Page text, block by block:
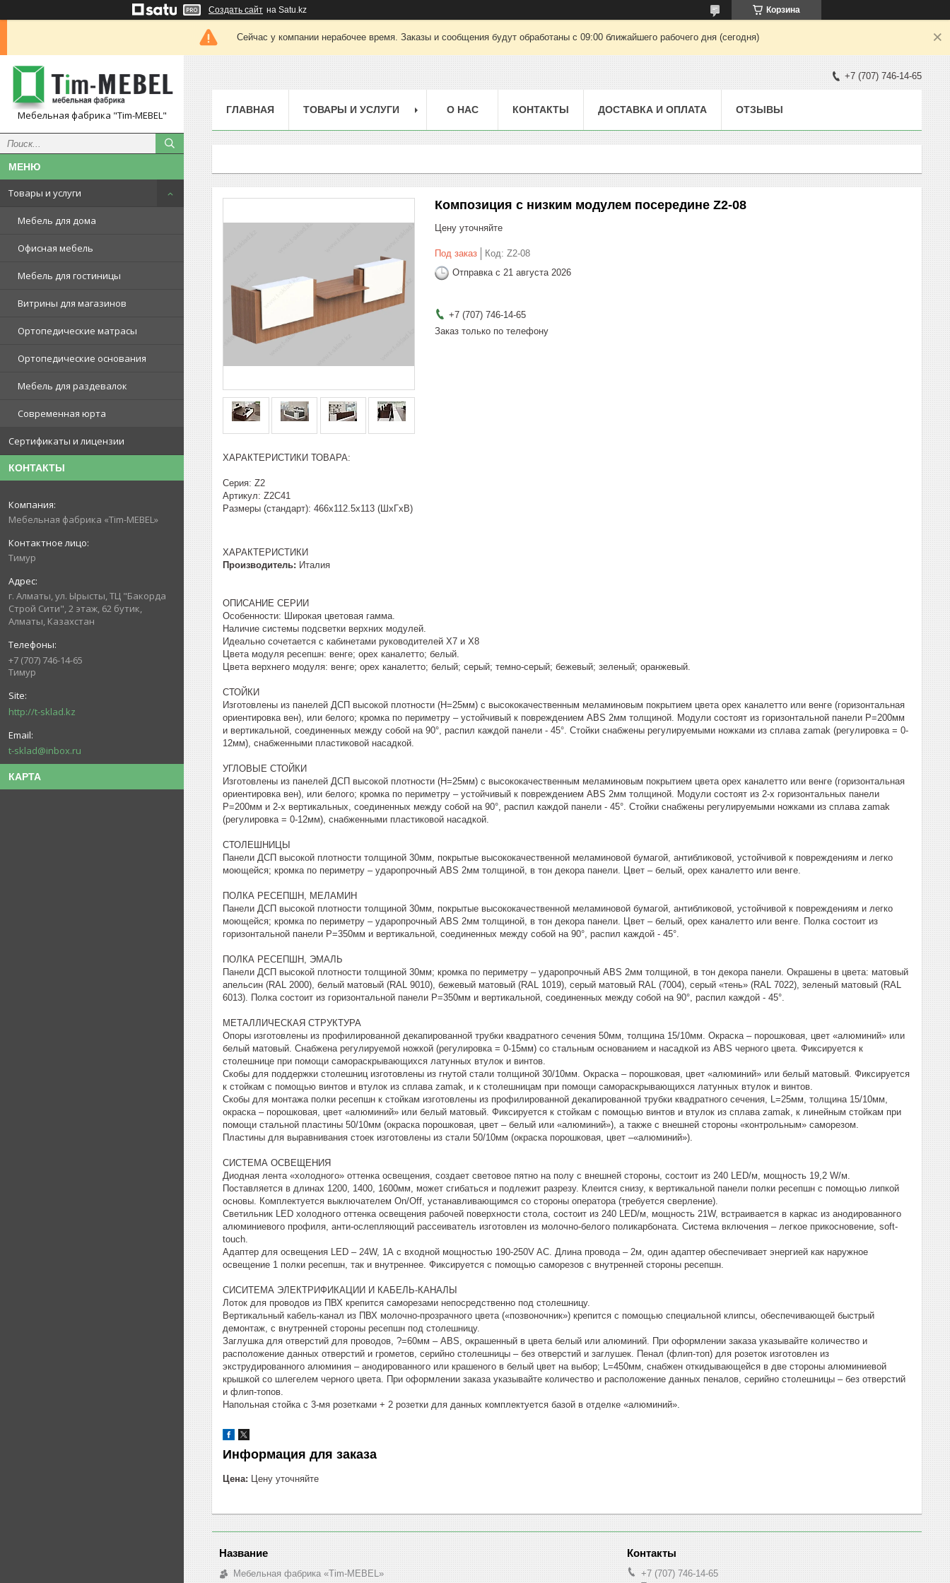
Создать сайт на Satu.kz Корзина
Сейчас у компании нерабочее время. Заказы и сообщения будут обработаны с 09:00 ближайшего рабочего дня (сегодня)
Мебельная фабрика "Tim-MEBEL"
Товары и услуги
Мебель для дома
Офисная мебель
Мебель для гостиницы
Витрины для магазинов
Ортопедические матрасы
Ортопедические основания
Мебель для раздевалок
Современная юрта
Сертификаты и лицензии
КОНТАКТЫ
Мебельная фабрика «Tim-MEBEL»
Тимур
г. Алматы, ул. Ырысты, ТЦ "Бакорда
Строй Сити", 2 этаж, 62 бутик,
Алматы, Казахстан
+7 (707) 746-14-65
Тимур
http://t-sklad.kz
t-sklad@inbox.ru
КАРТА
+7 (707) 746-14-65
ГЛАВНАЯ ТОВАРЫ И УСЛУГИ О НАС КОНТАКТЫ ДОСТАВКА И ОПЛАТА ОТЗЫВЫ
Композиция с низким модулем посередине Z2-08
Цену уточняйте
Под заказ Код: Z2-08
Отправка с 21 августа 2026
+7 (707) 746-14-65
Заказ только по телефону
ХАРАКТЕРИСТИКИ ТОВАРА:
Серия: Z2
Артикул: Z2C41
Размеры (стандарт): 466x112.5x113 (ШхГхВ)
ХАРАКТЕРИСТИКИ
Производитель: Италия
ОПИСАНИЕ СЕРИИ
Особенности: Широкая цветовая гамма.
Наличие системы подсветки верхних модулей.
Идеально сочетается с кабинетами руководителей X7 и X8
Цвета модуля ресепшн: венге; орех каналетто; белый.
Цвета верхнего модуля: венге; орех каналетто; белый; серый; темно-серый; бежевый; зеленый; оранжевый.
СТОЙКИ
Изготовлены из панелей ДСП высокой плотности (H=25мм) с высококачественным меламиновым покрытием цвета орех каналетто или венге (горизонтальная
ориентировка вен), или белого; кромка по периметру – устойчивый к повреждением ABS 2мм толщиной. Модули состоят из горизонтальной панели P=200мм
и вертикальной, соединенных между собой на 90°, распил каждой панели - 45°. Стойки снабжены регулируемыми ножками из сплава zamak (регулировка = 0-
12мм), снабженными пластиковой насадкой.
УГЛОВЫЕ СТОЙКИ
Изготовлены из панелей ДСП высокой плотности (H=25мм) с высококачественным меламиновым покрытием цвета орех каналетто или венге (горизонтальная
ориентировка вен), или белого; кромка по периметру – устойчивый к повреждением ABS 2мм толщиной. Модули состоят из 2-х горизонтальных панели
P=200мм и 2-х вертикальных, соединенных между собой на 90°, распил каждой панели - 45°. Стойки снабжены регулируемыми ножками из сплава zamak
(регулировка = 0-12мм), снабженными пластиковой насадкой.
СТОЛЕШНИЦЫ
Панели ДСП высокой плотности толщиной 30мм, покрытые высококачественной меламиновой бумагой, антибликовой, устойчивой к повреждениям и легко
моющейся; кромка по периметру – ударопрочный ABS 2мм толщиной, в тон декора панели. Цвет – белый, орех каналетто или венге.
ПОЛКА РЕСЕПШН, МЕЛАМИН
Панели ДСП высокой плотности толщиной 30мм, покрытые высококачественной меламиновой бумагой, антибликовой, устойчивой к повреждениям и легко
моющейся; кромка по периметру – ударопрочный ABS 2мм толщиной, в тон декора панели. Цвет – белый, орех каналетто или венге. Полка состоит из
горизонтальной панели Р=350мм и вертикальной, соединенных между собой на 90°, распил каждой - 45°.
ПОЛКА РЕСЕПШН, ЭМАЛЬ
Панели ДСП высокой плотности толщиной 30мм; кромка по периметру – ударопрочный ABS 2мм толщиной, в тон декора панели. Окрашены в цвета: матовый
апельсин (RAL 2000), белый матовый (RAL 9010), бежевый матовый (RAL 1019), серый матовый RAL (7004), серый «тень» (RAL 7022), зеленый матовый (RAL
6013). Полка состоит из горизонтальной панели Р=350мм и вертикальной, соединенных между собой на 90°, распил каждой - 45°.
МЕТАЛЛИЧЕСКАЯ СТРУКТУРА
Опоры изготовлены из профилированной декапированной трубки квадратного сечения 50мм, толщина 15/10мм. Окраска – порошковая, цвет «алюминий» или
белый матовый. Снабжена регулируемой ножкой (регулировка = 0-15мм) со стальным основанием и насадкой из ABS черного цвета. Фиксируется к
столешнице при помощи самораскрывающихся латунных втулок и винтов.
Скобы для поддержки столешниц изготовлены из гнутой стали толщиной 30/10мм. Окраска – порошковая, цвет «алюминий» или белый матовый. Фиксируется
к стойкам с помощью винтов и втулок из сплава zamak, и к столешницам при помощи самораскрывающихся латунных втулок и винтов.
Скобы для монтажа полки ресепшн к стойкам изготовлены из профилированной декапированной трубки квадратного сечения, L=25мм, толщина 15/10мм,
окраска – порошковая, цвет «алюминий» или белый матовый. Фиксируется к стойкам с помощью винтов и втулок из сплава zamak, к линейным стойкам при
помощи стальной пластины 50/10мм (окраска порошковая, цвет – белый или «алюминий»), а также с внешней стороны «контрольным» саморезом.
Пластины для выравнивания стоек изготовлены из стали 50/10мм (окраска порошковая, цвет –«алюминий»).
СИСТЕМА ОСВЕЩЕНИЯ
Диодная лента «холодного» оттенка освещения, создает световое пятно на полу с внешней стороны, состоит из 240 LED/м, мощность 19,2 W/м.
Поставляется в длинах 1200, 1400, 1600мм, может сгибаться и подлежит разрезу. Клеится снизу, к вертикальной панели полки ресепшн с помощью липкой
основы. Комплектуется выключателем On/Off, устанавливающимся со стороны оператора (требуется сверление).
Светильник LED холодного оттенка освещения рабочей поверхности стола, состоит из 240 LED/м, мощность 21W, встраивается в каркас из анодированного
алюминиевого профиля, анти-ослепляющий рассеиватель изготовлен из молочно-белого поликарбоната. Система включения – легкое прикосновение, soft-
touch.
Адаптер для освещения LED – 24W, 1А с входной мощностью 190-250V AC. Длина провода – 2м, один адаптер обеспечивает энергией как наружное
освещение 1 полки ресепшн, так и внутреннее. Фиксируется с помощью саморезов с внутренней стороны ресепшн.
СИСИТЕМА ЭЛЕКТРИФИКАЦИИ И КАБЕЛЬ-КАНАЛЫ
Лоток для проводов из ПВХ крепится саморезами непосредственно под столешницу.
Вертикальный кабель-канал из ПВХ молочно-прозрачного цвета («позвоночник») крепится с помощью специальной клипсы, обеспечивающей быстрый
демонтаж, с внутренней стороны ресепшн под столешницу.
Заглушка для отверстий для проводов, ?=60мм – ABS, окрашенный в цвета белый или алюминий. При оформлении заказа указывайте количество и
расположение данных отверстий и грометов, серийно столешницы – без отверстий и заглушек. Пенал (флип-топ) для розеток изготовлен из
экструдированного алюминия – анодированного или крашеного в белый цвет на выбор; L=450мм, снабжен откидывающейся в две стороны алюминиевой
крышкой со шлегелем черного цвета. При оформлении заказа указывайте количество и расположение данных пеналов, серийно столешницы – без отверстий
и флип-топов.
Напольная стойка с 3-мя розетками + 2 розетки для данных комплектуется базой в отделке «алюминий».
Информация для заказа
Цена: Цену уточняйте
Мебельная фабрика «Tim-MEBEL»
+7 (707) 746-14-65